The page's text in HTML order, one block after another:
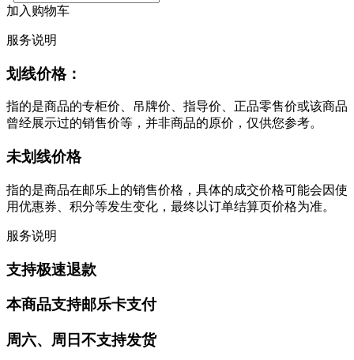
加入购物车
服务说明
划线价格：
指的是商品的专柜价、吊牌价、指导价、正品零售价或该商品
曾经展示过的销售价等，并非商品的原价，仅供您参考。
未划线价格
指的是商品在邮乐上的销售价格，具体的成交价格可能会因使
用优惠券、积分等发生变化，最终以订单结算页价格为准。
服务说明
支持极速退款
本商品支持邮乐卡支付
周六、周日不支持发货